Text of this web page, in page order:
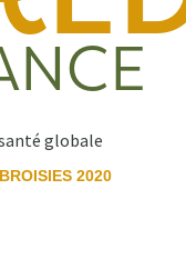
globale
2020